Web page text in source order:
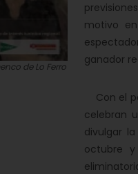
motivo
ganador
Con el
celebran
divulgar
octubre
de Lo Ferro